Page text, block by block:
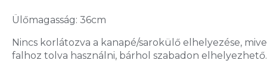
Ülőmagasság: 36cm
Nincs korlátozva a kanapé/sarokülő elhelyezése,
falhoz tolva használni, bárhol szabadon elhelyezhető.